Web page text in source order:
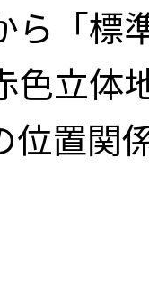
ら「
色立体
位置関